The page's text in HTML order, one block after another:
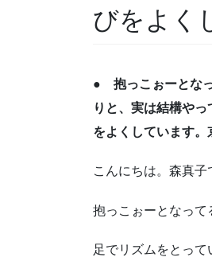
びをよく
● 抱っこぉーとな
りと、実は結構や
をよくしています
こんにちは。森真子
抱っこぉーとなって
足でリズムをとっ